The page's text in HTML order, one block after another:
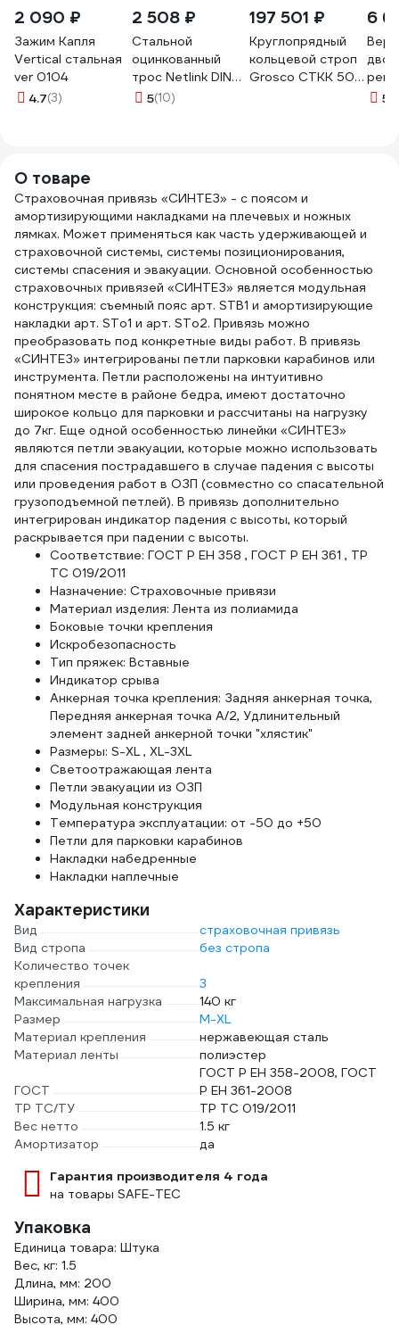
2 090 ₽
Зажим Капля
Vertical стальная
ver 0104
4.7(3)
2 508 ₽
Стальной
оцинкованный
трос Netlink DIN
3055 3 мм, 200 м
5(10)
197 501 ₽
Круглопрядный
кольцевой строп
Grosco СТКК 50
6
5
О товаре
Страховочная привязь «СИНТЕЗ» - с поясом и
амортизирующими накладками на плечевых и ножных
лямках. Может применяться как часть удерживающей и
страховочной системы, системы позиционирования,
системы спасения и эвакуации. Основной особенностью
страховочных привязей «СИНТЕЗ» является модульная
конструкция: съемный пояс арт. STB1 и амортизирующие
накладки арт. STo1 и арт. STo2. Привязь можно
преобразовать под конкретные виды работ. В привязь
«СИНТЕЗ» интегрированы петли парковки карабинов или
инструмента. Петли расположены на интуитивно
понятном месте в районе бедра, имеют достаточно
широкое кольцо для парковки и рассчитаны на нагрузку
до 7кг. Еще одной особенностью линейки «СИНТЕЗ»
являются петли эвакуации, которые можно использовать
для спасения пострадавшего в случае падения с высоты
или проведения работ в ОЗП (совместно со спасательной
грузоподъемной петлей). В привязь дополнительно
интегрирован индикатор падения с высоты, который
раскрывается при падении с высоты.
Соответствие: ГОСТ Р ЕН 358 , ГОСТ Р ЕН 361 , ТР
ТС 019/2011
Назначение: Страховочные привязи
Материал изделия: Лента из полиамида
Боковые точки крепления
Искробезопасность
Тип пряжек: Вставные
Индикатор срыва
Анкерная точка крепления: Задняя анкерная точка,
Передняя анкерная точка А/2, Удлинительный
элемент задней анкерной точки "хлястик"
Размеры: S-XL , XL-3XL
Светоотражающая лента
Петли эвакуации из ОЗП
Модульная конструкция
Температура эксплуатации: от -50 до +50
Петли для парковки карабинов
Накладки набедренные
Накладки наплечные
Характеристики
Вид
страховочная привязь
Вид стропа
без стропа
Количество точек
крепления
3
Максимальная нагрузка
140 кг
Размер
M-XL
Материал крепления
нержавеющая сталь
Материал ленты
полиэстер
ГОСТ
ГОСТ Р ЕН 358-2008, ГОСТ
Р ЕН 361-2008
ТР ТС/ТУ
ТР ТС 019/2011
Вес нетто
1.5 кг
Амортизатор
да
Гарантия производителя 4 года
на товары SAFE-TEC
Упаковка
Единица товара: Штука
Вес, кг: 1.5
Длина, мм: 200
Ширина, мм: 400
Высота, мм: 400